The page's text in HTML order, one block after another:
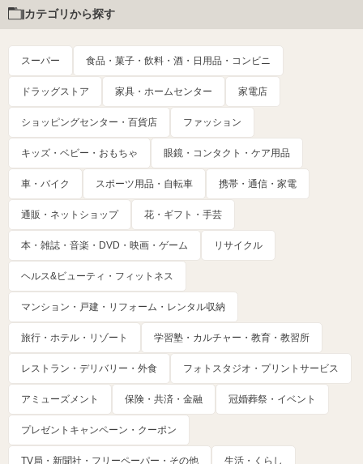
カテゴリから探す
スーパー 食品・菓子・飲料・酒・日用品・コンビニ
ドラッグストア 家具・ホームセンター 家電店
ショッピングセンター・百貨店 ファッション
キッズ・ベビー・おもちゃ 眼鏡・コンタクト・ケア用品
車・バイク スポーツ用品・自転車 携帯・通信・家電
通販・ネットショップ 花・ギフト・手芸
本・雑誌・音楽・DVD・映画・ゲーム リサイクル
ヘルス&ビューティ・フィットネス
マンション・戸建・リフォーム・レンタル収納
旅行・ホテル・リゾート 学習塾・カルチャー・教育・教習所
レストラン・デリバリー・外食 フォトスタジオ・プリントサービス
アミューズメント 保険・共済・金融 冠婚葬祭・イベント
プレゼントキャンペーン・クーポン
TV局・新聞社・フリーペーパー・その他 生活・くらし